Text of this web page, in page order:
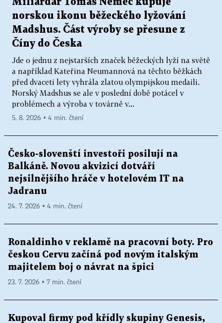
norskou ikonu běžeckého lyžování
Madshus. Část výroby se přesune z
Číny do Česka
Jde o jednu z nejstarších značek běžeckých lyží na světě
a například Kateřina Neumannová na těchto běžkách
před dvaceti lety vyhrála zlatou olympijskou medaili.
Norský Madshus se ale v poslední době potácel v
problémech a výroba v továrně v...
5. 8. 2026 ▪ 4 min. čtení
Česko-slovenští investoři posilují na
Balkáně. Novou akvizicí dotváří
nejsilnějšího hráče v hotelovém IT na
Jadranu
24. 7. 2026 ▪ 4 min. čtení
Ronaldinho v reklamě na pracovní boty. Pro
českou Cervu začíná pod novým italským
majitelem boj o návrat na špici
23. 7. 2026 ▪ 7 min. čtení
Kupoval firmy pod křídly skupiny Genesis,